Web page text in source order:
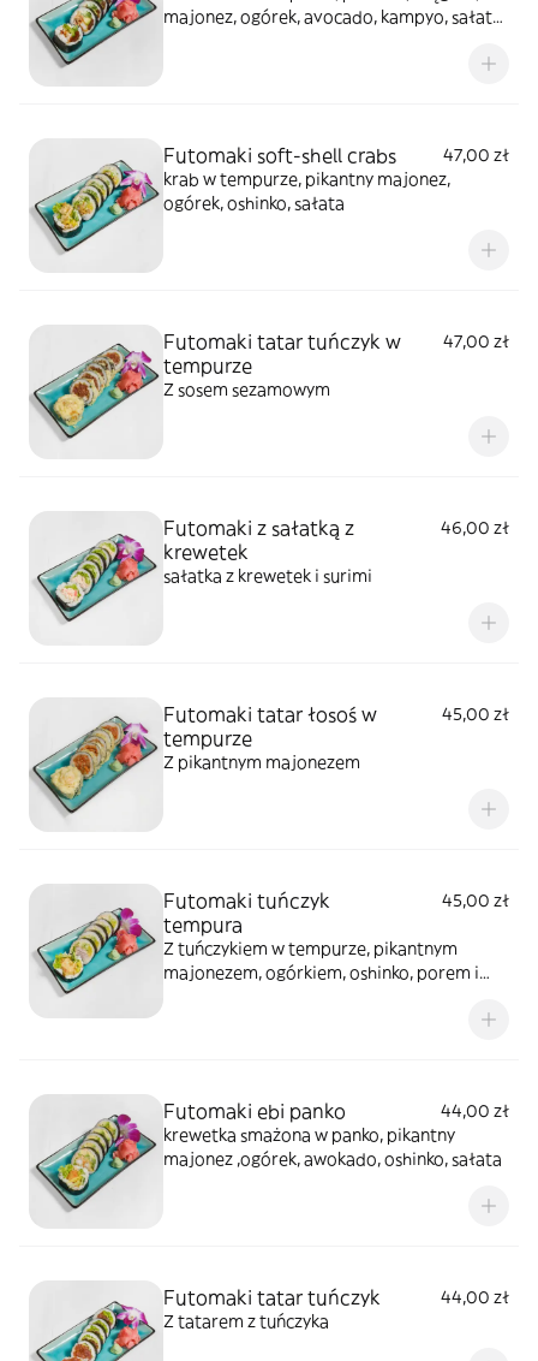
majonez, ogórek, avocado, kampyo, sałata)
Futomaki soft-shell crabs
47,00 zł
krab w tempurze, pikantny majonez,
ogórek, oshinko, sałata
Futomaki tatar tuńczyk w
tempurze
47,00 zł
Z sosem sezamowym
Futomaki z sałatką z
krewetek
46,00 zł
sałatka z krewetek i surimi
Futomaki tatar łosoś w
tempurze
45,00 zł
Z pikantnym majonezem
Futomaki tuńczyk
tempura
45,00 zł
Z tuńczykiem w tempurze, pikantnym
majonezem, ogórkiem, oshinko, porem i
Futomaki ebi panko
44,00 zł
krewetka smażona w panko, pikantny
majonez ,ogórek, awokado, oshinko, sałata
Futomaki tatar tuńczyk
44,00 zł
Z tatarem z tuńczyka